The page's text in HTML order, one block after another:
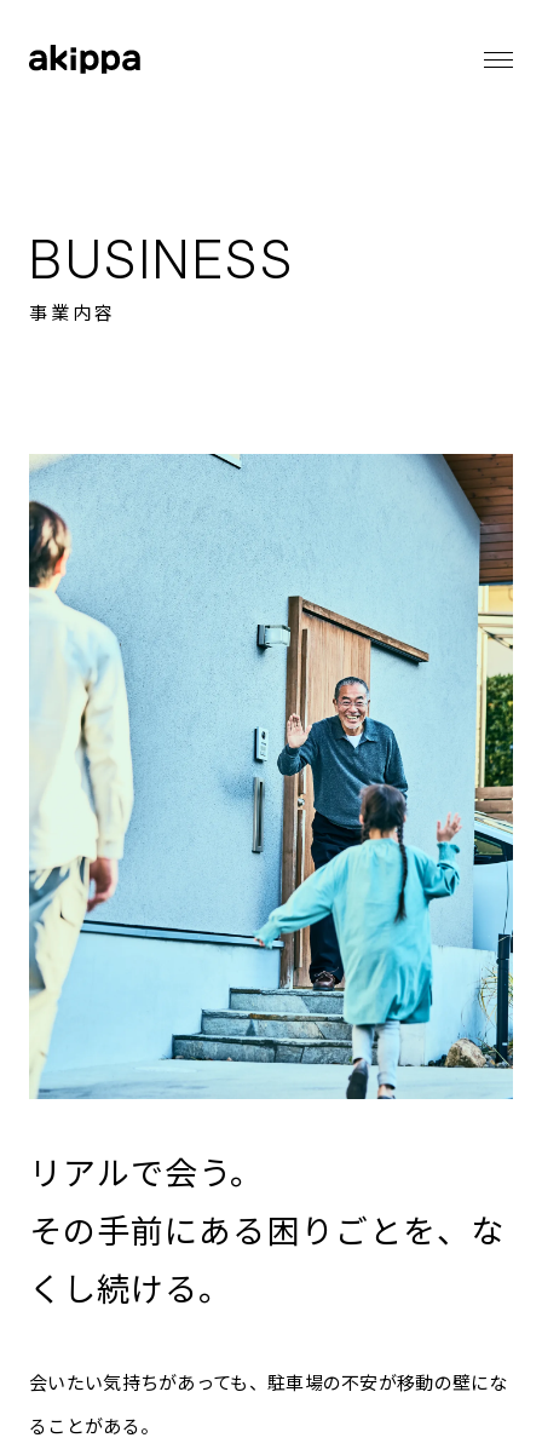
BUSINESS
事業内容
リアルで会う。
その手前にある困りごとを、 な
くし続ける。
会いたい気持ちがあっても、駐車場の不安が移動の壁にな
ることがある。
コーポレートフィロソフィー
会社概要
役員紹介
ニュース
バリューとカルチャー
働く環境
職種一覧
サステナビリティ